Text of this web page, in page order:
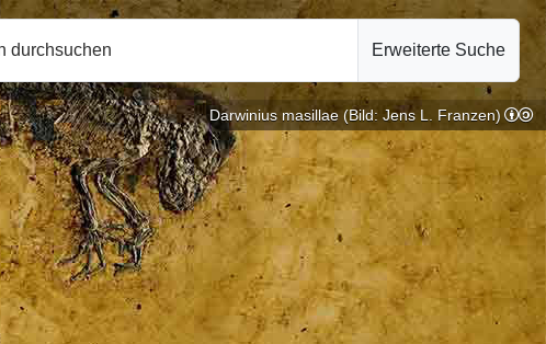
durchsuchen Erweiterte Suche
Darwinius masillae (Bild: Jens L. Franzen)